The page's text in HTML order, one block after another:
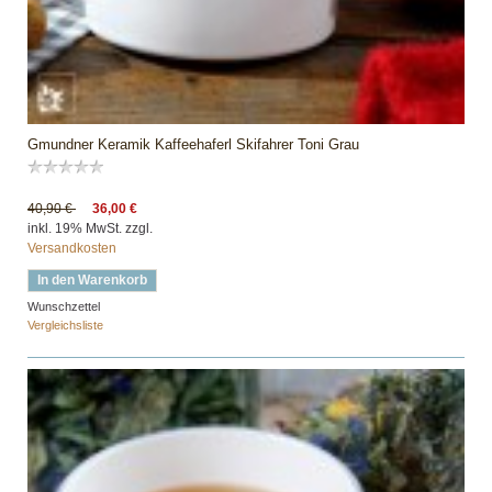
Gmundner Keramik Kaffeehaferl Skifahrer Toni Grau
40,90 €
36,00 €
inkl. 19% MwSt. zzgl.
Versandkosten
In den Warenkorb
Wunschzettel
Vergleichsliste